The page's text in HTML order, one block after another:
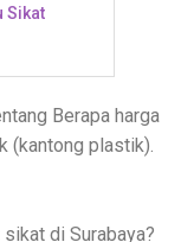
Sikat
Berapa harga
(kantong plastik).
di Surabaya?